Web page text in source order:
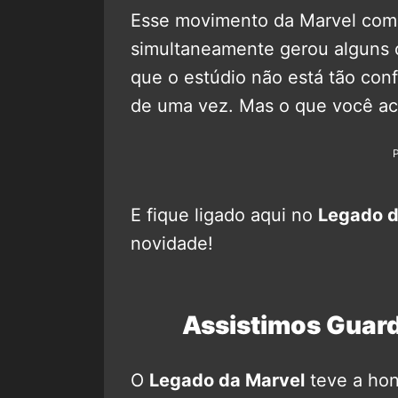
Esse movimento da Marvel
simultaneamente gerou
que o estúdio não está tão
de uma vez. Mas o que você
E fique ligado aqui no Legado
novidade!
Assistimos
O Legado da Marvel teve a